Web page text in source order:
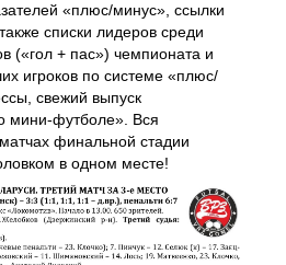
«плюс/минус», ссылки
списки лидеров среди
(«гол + пас») чемпионата и
игроков по системе «плюс/
свежий выпуск
мини-футболе». Вся
финальной стадии
в одном месте!